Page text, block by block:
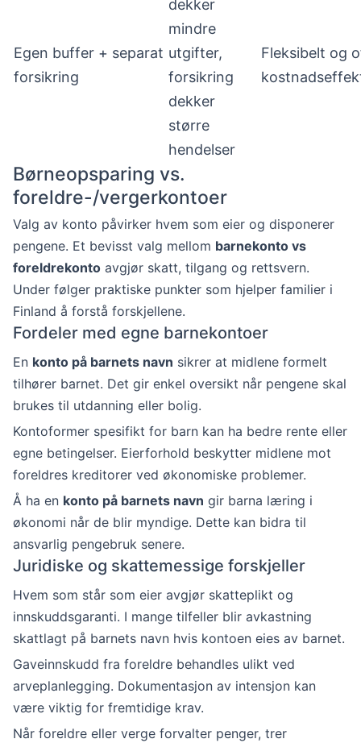
Egen buffer + separat
forsikring
dekker
mindre
utgifter,
forsikring
dekker
større
hendelser
Fleksibelt og
Børneopsparing vs.
foreldre-/vergerkontoer
Valg av konto påvirker hvem som eier og disponerer
pengene. Et bevisst valg mellom barnekonto vs
foreldrekonto avgjør skatt, tilgang og rettsvern.
Under følger praktiske punkter som hjelper familier i
Finland å forstå forskjellene.
Fordeler med egne barnekontoer
En konto på barnets navn sikrer at midlene formelt
tilhører barnet. Det gir enkel oversikt når pengene skal
brukes til utdanning eller bolig.
Kontoformer spesifikt for barn kan ha bedre rente eller
egne betingelser. Eierforhold beskytter midlene mot
foreldres kreditorer ved økonomiske problemer.
Å ha en konto på barnets navn gir barna læring i
økonomi når de blir myndige. Dette kan bidra til
ansvarlig pengebruk senere.
Juridiske og skattemessige forskjeller
Hvem som står som eier avgjør skatteplikt og
innskuddsgaranti. I mange tilfeller blir avkastning
skattlagt på barnets navn hvis kontoen eies av barnet.
Gaveinnskudd fra foreldre behandles ulikt ved
arveplanlegging. Dokumentasjon av intensjon kan
være viktig for fremtidige krav.
Når foreldre eller verge forvalter penger, trer